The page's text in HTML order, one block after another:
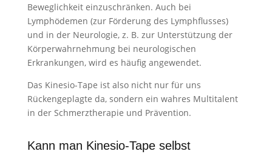
Beweglichkeit einzuschränken. Auch bei
Lymphödemen (zur Förderung des Lymphflusses)
und in der Neurologie, z. B. zur Unterstützung der
Körperwahrnehmung bei neurologischen
Erkrankungen, wird es häufig angewendet.
Das Kinesio-Tape ist also nicht nur für uns
Rückengeplagte da, sondern ein wahres Multitalent
in der Schmerztherapie und Prävention.
Kann man Kinesio-Tape selbst